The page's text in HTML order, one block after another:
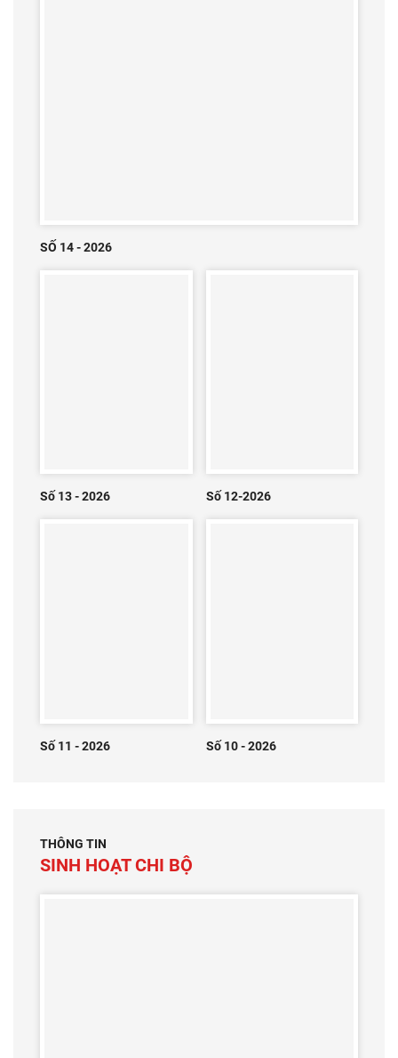
SỐ 14 - 2026
Số 13 - 2026 Số 12-2026
Số 11 - 2026 Số 10 - 2026
THÔNG TIN
SINH HOẠT CHI BỘ